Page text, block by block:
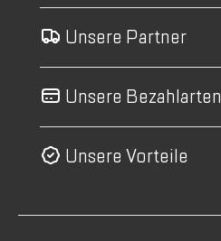
Unsere Partner
Unsere Bezahlarten
Unsere Vorteile